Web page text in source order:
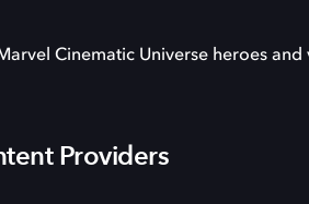
Cinematic Universe heroes and
Providers